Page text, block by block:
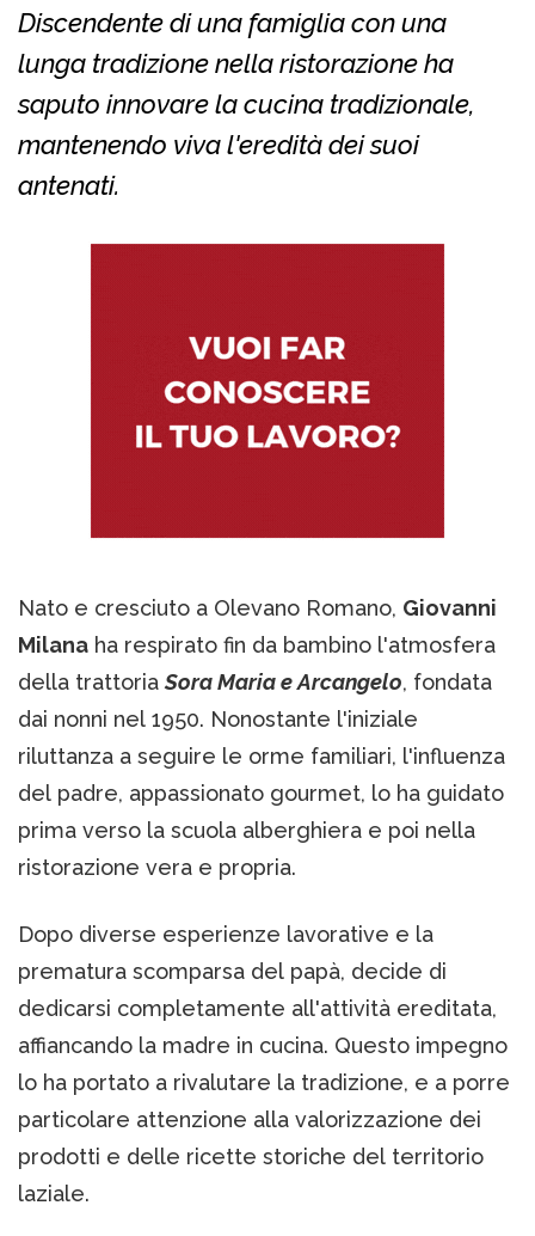
Discendente di una famiglia con una
lunga tradizione nella ristorazione ha
saputo innovare la cucina tradizionale,
mantenendo viva l'eredità dei suoi
antenati.
Nato e cresciuto a Olevano Romano, Giovanni
Milana ha respirato fin da bambino l'atmosfera
della trattoriaSora Maria e Arcangelo, fondata
dai nonni nel 1950. Nonostante l'iniziale
riluttanza a seguire le orme familiari, l'influenza
del padre, appassionato gourmet, lo ha guidato
prima verso la scuola alberghiera e poi nella
ristorazione vera e propria.
Dopo diverse esperienze lavorative e la
prematura scomparsa del papà, decide di
dedicarsi completamente all'attività ereditata,
affiancando la madre in cucina. Questo impegno
lo ha portato a rivalutare la tradizione, e a porre
particolare attenzione alla valorizzazione dei
prodotti e delle ricette storiche del territorio
laziale.